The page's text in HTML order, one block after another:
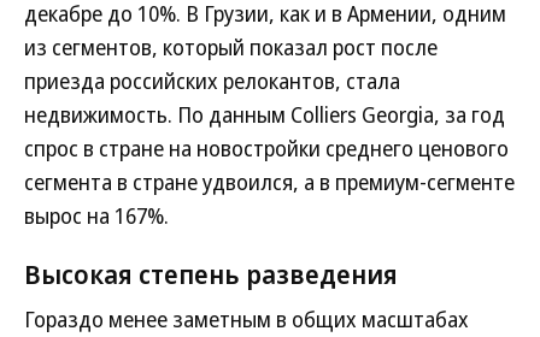
декабре до 10%. В Грузии, как и в Армении, одним
из сегментов, который показал рост после
приезда российских релокантов, стала
недвижимость. По данным Colliers Georgia, за год
спрос в стране на новостройки среднего ценового
сегмента в стране удвоился, а в премиум-сегменте
вырос на 167%.
Высокая степень разведения
Гораздо менее заметным в общих масштабах